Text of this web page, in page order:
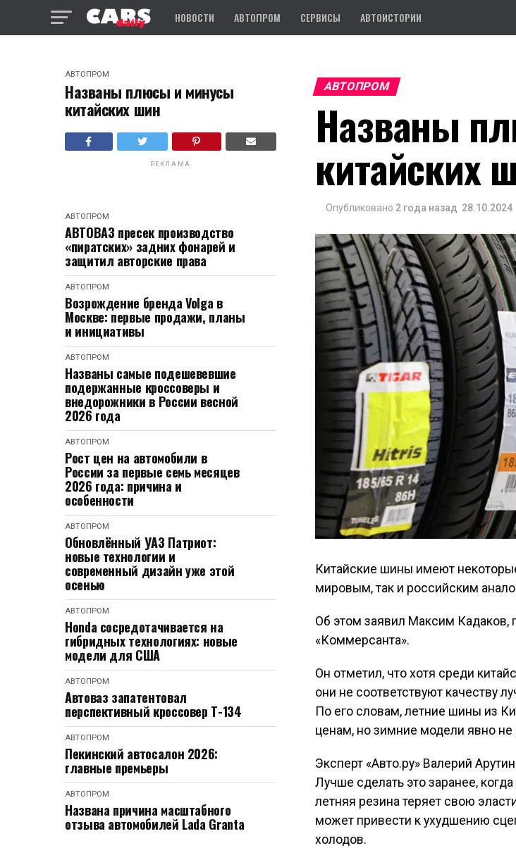
НОВОСТИ АВТОПРОМ СЕРВИСЫ АВТОИСТОРИИ
АВТОПРОМ
Названы плюсы и минусы
китайских шин
РЕКЛАМА
АВТОПРОМ
АВТОВАЗ пресек производство
«пиратских» задних фонарей и
защитил авторские права
АВТОПРОМ
Возрождение бренда Volga в
Москве: первые продажи, планы
и инициативы
АВТОПРОМ
Названы самые подешевевшие
подержанные кроссоверы и
внедорожники в России весной
2026 года
АВТОПРОМ
Рост цен на автомобили в
России за первые семь месяцев
2026 года: причина и
особенности
АВТОПРОМ
Обновлённый УАЗ Патриот:
новые технологии и
современный дизайн уже этой
осенью
АВТОПРОМ
Honda сосредотачивается на
гибридных технологиях: новые
модели для США
АВТОПРОМ
Автоваз запатентовал
перспективный кроссовер Т-134
АВТОПРОМ
Пекинский автосалон 2026:
главные премьеры
АВТОПРОМ
Названа причина масштабного
отзыва автомобилей Lada Granta
АВТОПРОМ
Названы
китайских
Опубликовано 2 года назад 28.10.2024
Китайские шины имеют
мировым, так и российским
Об этом заявил Максим Кадаков,
«Коммерсанта».
Он отметил, что хотя среди
они не соответствуют качеству
По его словам, летние шины из
ценам, но зимние модели явно
Эксперт «Авто.ру» Валерий
Лучше сделать это заранее,
летняя резина теряет свою
может привести к ухудшению
холодов.